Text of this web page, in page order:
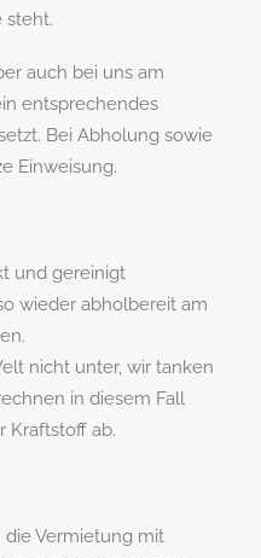
steht.
auch bei uns am
entsprechendes
Bei Abholung sowie
Einweisung.
und gereinigt
wieder abholbereit am
nicht unter, wir tanken
in diesem Fall
Kraftstoff ab.
Vermietung mit